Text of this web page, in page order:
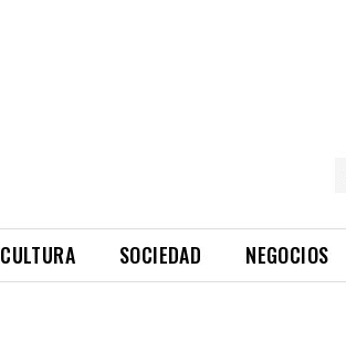
CULTURA SOCIEDAD NEGOCIOS